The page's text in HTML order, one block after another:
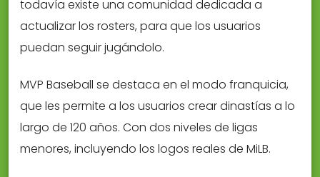
todavía existe una comunidad dedicada a
actualizar los rosters, para que los usuarios
puedan seguir jugándolo.
MVP Baseball se destaca en el modo franquicia,
que les permite a los usuarios crear dinastías a lo
largo de 120 años. Con dos niveles de ligas
menores, incluyendo los logos reales de MiLB.